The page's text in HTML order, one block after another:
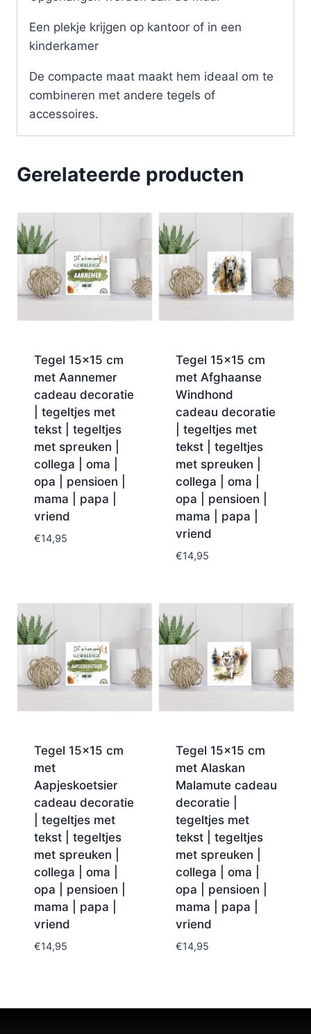
Een plekje krijgen op kantoor of in een
kinderkamer
De compacte maat maakt hem ideaal om te
combineren met andere tegels of
accessoires.
Gerelateerde producten
Tegel 15×15 cm
met Aannemer
cadeau decoratie
| tegeltjes met
tekst | tegeltjes
met spreuken |
collega | oma |
opa | pensioen |
mama | papa |
vriend
€14,95
Tegel 15×15 cm
met Afghaanse
Windhond
cadeau decoratie
| tegeltjes met
tekst | tegeltjes
met spreuken |
collega | oma |
opa | pensioen |
mama | papa |
vriend
€14,95
Tegel 15×15 cm
met
Aapjeskoetsier
cadeau decoratie
| tegeltjes met
tekst | tegeltjes
met spreuken |
collega | oma |
opa | pensioen |
mama | papa |
vriend
€14,95
Tegel 15×15 cm
met Alaskan
Malamute cadeau
decoratie |
tegeltjes met
tekst | tegeltjes
met spreuken |
collega | oma |
opa | pensioen |
mama | papa |
vriend
€14,95